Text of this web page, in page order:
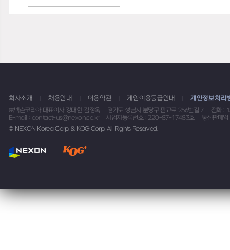
회사소개 채용안내 이용약관 게임이용등급안내
개인정보처리
㈜넥슨코리아 대표이사 강대현·김정욱
경기도 성남시 분당구 판교로 256번길 7
전화 :
E-mail : contact-us@nexon.co.kr
사업자등록번호 : 220-87-17483호
통신판매
© NEXON Korea Corp. & KOG Corp. All Rights Reserved.